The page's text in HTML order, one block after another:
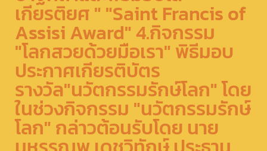
เกียรติยศ " "Saint Francis of
Assisi Award" 4.กิจกรรม
"โลกสวยด้วยมือเรา" พิธีมอบ
ประกาศเกียรติบัตร
รางวัล"นวัตกรรมรักษ์โลก" โดย
ในช่วงกิจกรรม "นวัตกรรมรักษ์
โลก" กล่าวต้อนรับโดย นาย